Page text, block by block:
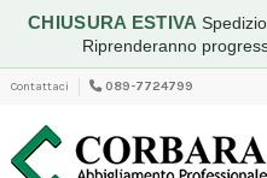
CHIUSURA ESTIVA
Riprenderanno
Contattaci 089-7724799